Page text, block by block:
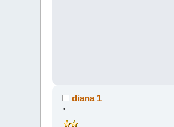
diana 1
'